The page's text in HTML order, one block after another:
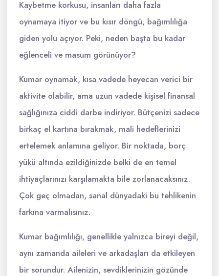
Kaybetme korkusu, insanları daha fazla
oynamaya itiyor ve bu kısır döngü, bağımlılığa
giden yolu açıyor. Peki, neden başta bu kadar
eğlenceli ve masum görünüyor?
Kumar oynamak, kısa vadede heyecan verici bir
aktivite olabilir, ama uzun vadede kişisel finansal
sağlığınıza ciddi darbe indiriyor. Bütçenizi sadece
birkaç el kartına bırakmak, mali hedeflerinizi
ertelemek anlamına geliyor. Bir noktada, borç
yükü altında ezildiğinizde belki de en temel
ihtiyaçlarınızı karşılamakta bile zorlanacaksınız.
Çok geç olmadan, sanal dünyadaki bu tehlikenin
farkına varmalısınız.
Kumar bağımlılığı, genellikle yalnızca bireyi değil,
aynı zamanda aileleri ve arkadaşları da etkileyen
bir sorundur. Ailenizin, sevdiklerinizin gözünde